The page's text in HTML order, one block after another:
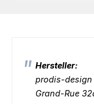
Hersteller:
prodis-design
Grand-Rue